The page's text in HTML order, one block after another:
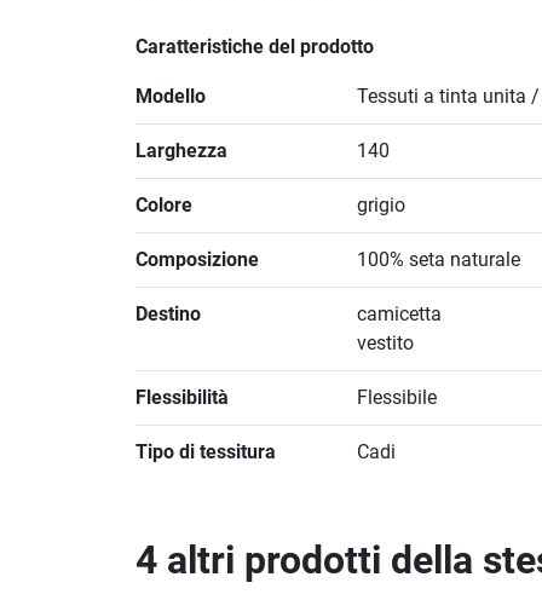
Caratteristiche del prodotto
Modello Tessuti a tinta unita
Larghezza 140
Colore grigio
Composizione 100% seta naturale
Destino
camicetta
vestito
Flessibilità Flessibile
Tipo di tessitura Cadi
4 altri prodotti della